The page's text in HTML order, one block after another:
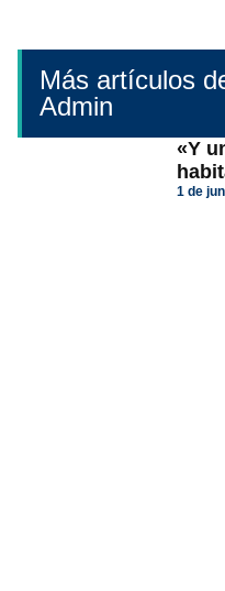
Más artículos
Admin
«Y
1 de